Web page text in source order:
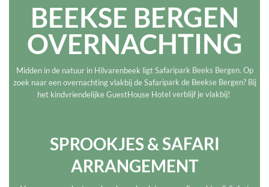
BEEKSE BERGEN
OVERNACHTING
Midden in de natuur in Hilvarenbeek ligt Safaripark Beeks Bergen. Op
zoek naar een overnachting vlakbij de Safaripark de Beekse Bergen? Bij
het kindvriendelijke GuestHouse Hotel verblijf je vlakbij!
SPROOKJES & SAFARI
ARRANGEMENT